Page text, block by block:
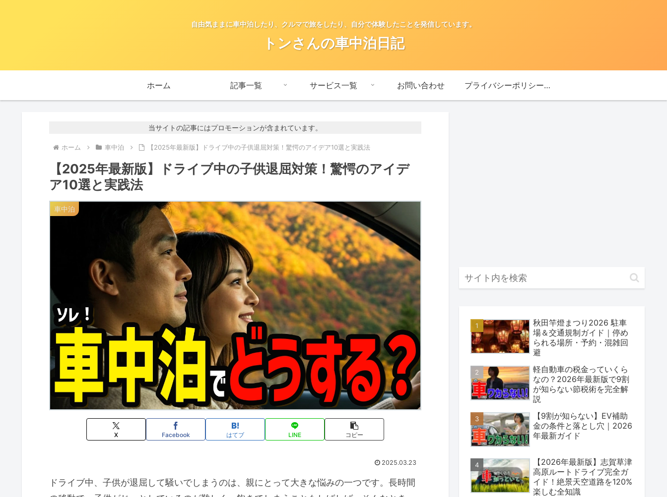
自由気ままに車中泊したり、クルマで旅をしたり、自分で体験したことを発信しています。
トンさんの車中泊日記
ホーム 記事一覧 サービス一覧 お問い合わせ プライバシーポリシー・免責事項
当サイトの記事にはプロモーションが含まれています。
ホーム 車中泊 【2025年最新版】ドライブ中の子供退屈対策！驚愕のアイデア10選と実践法
【2025年最新版】ドライブ中の子供退屈対策！驚愕のアイデ
ア10選と実践法
車中泊
X Facebook はてブ LINE コピー
2025.03.23
ドライブ中、子供が退屈して騒いでしまうのは、親にとって大きな悩みの一つです。長時間
秋田竿燈まつり2026 駐車
場＆交通規制ガイド｜停め
られる場所・予約・混雑回
避
軽自動車の税金っていくら
なの？2026年最新版で9割
が知らない節税術を完全解
説
【9割が知らない】EV補助
金の条件と落とし穴｜2026
年最新ガイド
【2026年最新版】志賀草津
高原ルートドライブ完全ガ
イド！絶景天空道路を120%
楽しむ全知識